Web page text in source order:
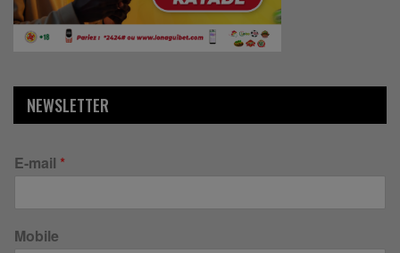
NEWSLETTER
E-mail *
Mobile